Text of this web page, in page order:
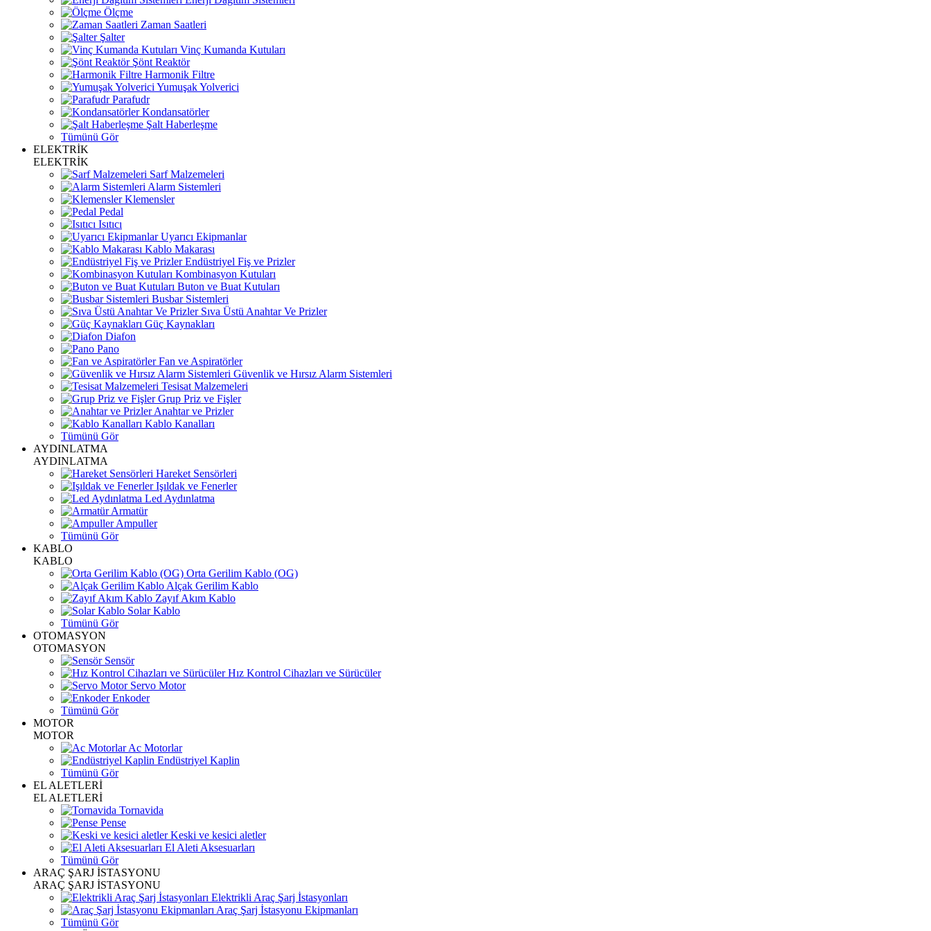
Ölçme
Zaman Saatleri
Şalter
Vinç Kumanda Kutuları
Şönt Reaktör
Harmonik Filtre
Yumuşak Yolverici
Parafudr
Kondansatörler
Şalt Haberleşme
Tümünü Gör
ELEKTRİK
ELEKTRİK
Sarf Malzemeleri
Alarm Sistemleri
Klemensler
Pedal
Isıtıcı
Uyarıcı Ekipmanlar
Kablo Makarası
Endüstriyel Fiş ve Prizler
Kombinasyon Kutuları
Buton ve Buat Kutuları
Busbar Sistemleri
Sıva Üstü Anahtar Ve Prizler
Güç Kaynakları
Diafon
Pano
Fan ve Aspiratörler
Güvenlik ve Hırsız Alarm Sistemleri
Tesisat Malzemeleri
Grup Priz ve Fişler
Anahtar ve Prizler
Kablo Kanalları
Tümünü Gör
AYDINLATMA
AYDINLATMA
Hareket Sensörleri
Işıldak ve Fenerler
Led Aydınlatma
Armatür
Ampuller
Tümünü Gör
KABLO
KABLO
Orta Gerilim Kablo (OG)
Alçak Gerilim Kablo
Zayıf Akım Kablo
Solar Kablo
Tümünü Gör
OTOMASYON
OTOMASYON
Sensör
Hız Kontrol Cihazları ve Sürücüler
Servo Motor
Enkoder
Tümünü Gör
MOTOR
MOTOR
Ac Motorlar
Endüstriyel Kaplin
Tümünü Gör
EL ALETLERİ
EL ALETLERİ
Tornavida
Pense
Keski ve kesici aletler
El Aleti Aksesuarları
Tümünü Gör
ARAÇ ŞARJ İSTASYONU
ARAÇ ŞARJ İSTASYONU
Elektrikli Araç Şarj İstasyonları
Araç Şarj İstasyonu Ekipmanları
Tümünü Gör